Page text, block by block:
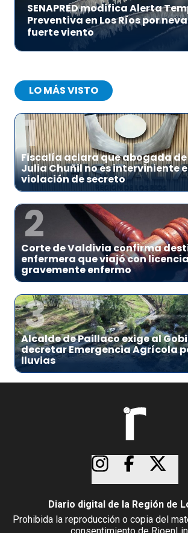
SENAPRED modifica Alerta
Preventiva en Los Ríos por
fuerte viento
LO MÁS VISTO
1
Fiscalía aclara que abogada de
Julia Chuñil no es interviniente
violación de secreto
2
Corte de Valdivia confirma
enfermera que viajó con
gravemente enfermo
3
Alcalde de Paillaco exige al
decretar Emergencia Agrícola
lluvias
Diario digital de la Región de
Prohibida la reproducción o copia del